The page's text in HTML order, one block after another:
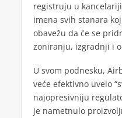
registruju u
imena svih stanara
obavežu da će se
zoniranju, izgradnji i
U svom podnesku,
veće efektivno uvelo
najopresivniju
je nametnulo